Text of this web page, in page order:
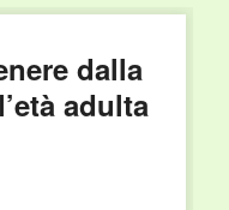
dalla
adulta